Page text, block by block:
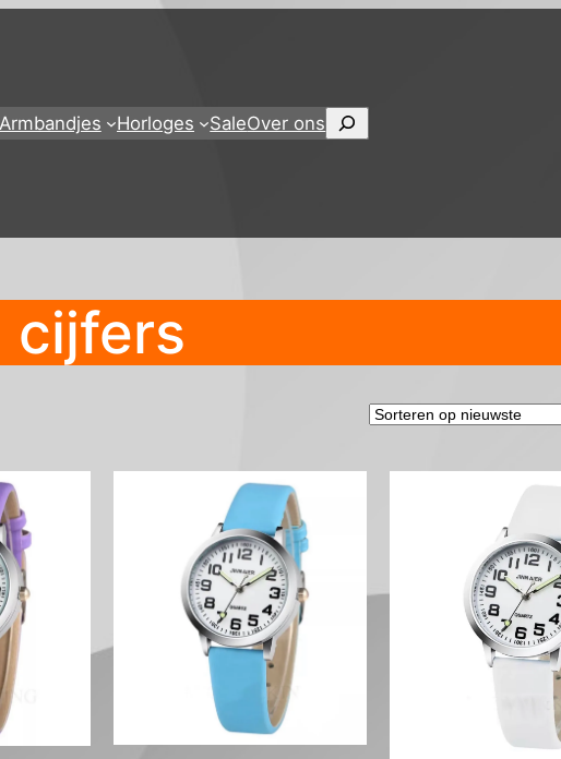
Armbandjes Horloges SaleOver ons Zoeken
cijfers